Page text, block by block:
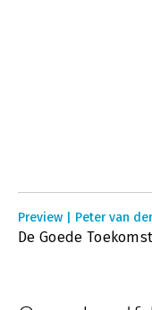
Preview | Peter van
De Goede